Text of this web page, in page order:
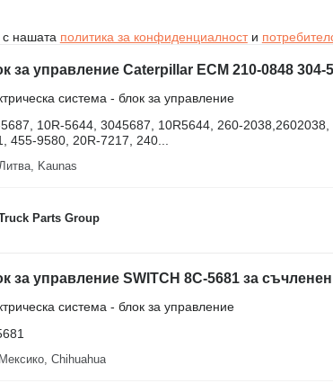
с нашата политика за конфиденциалности
система - блок за управление
10R-5644, 3045687, 10R5644, 260-
455-9580, 20R-7217, 240...
Kaunas
Parts Group
система - блок за управление
Мексико, Chihuahua